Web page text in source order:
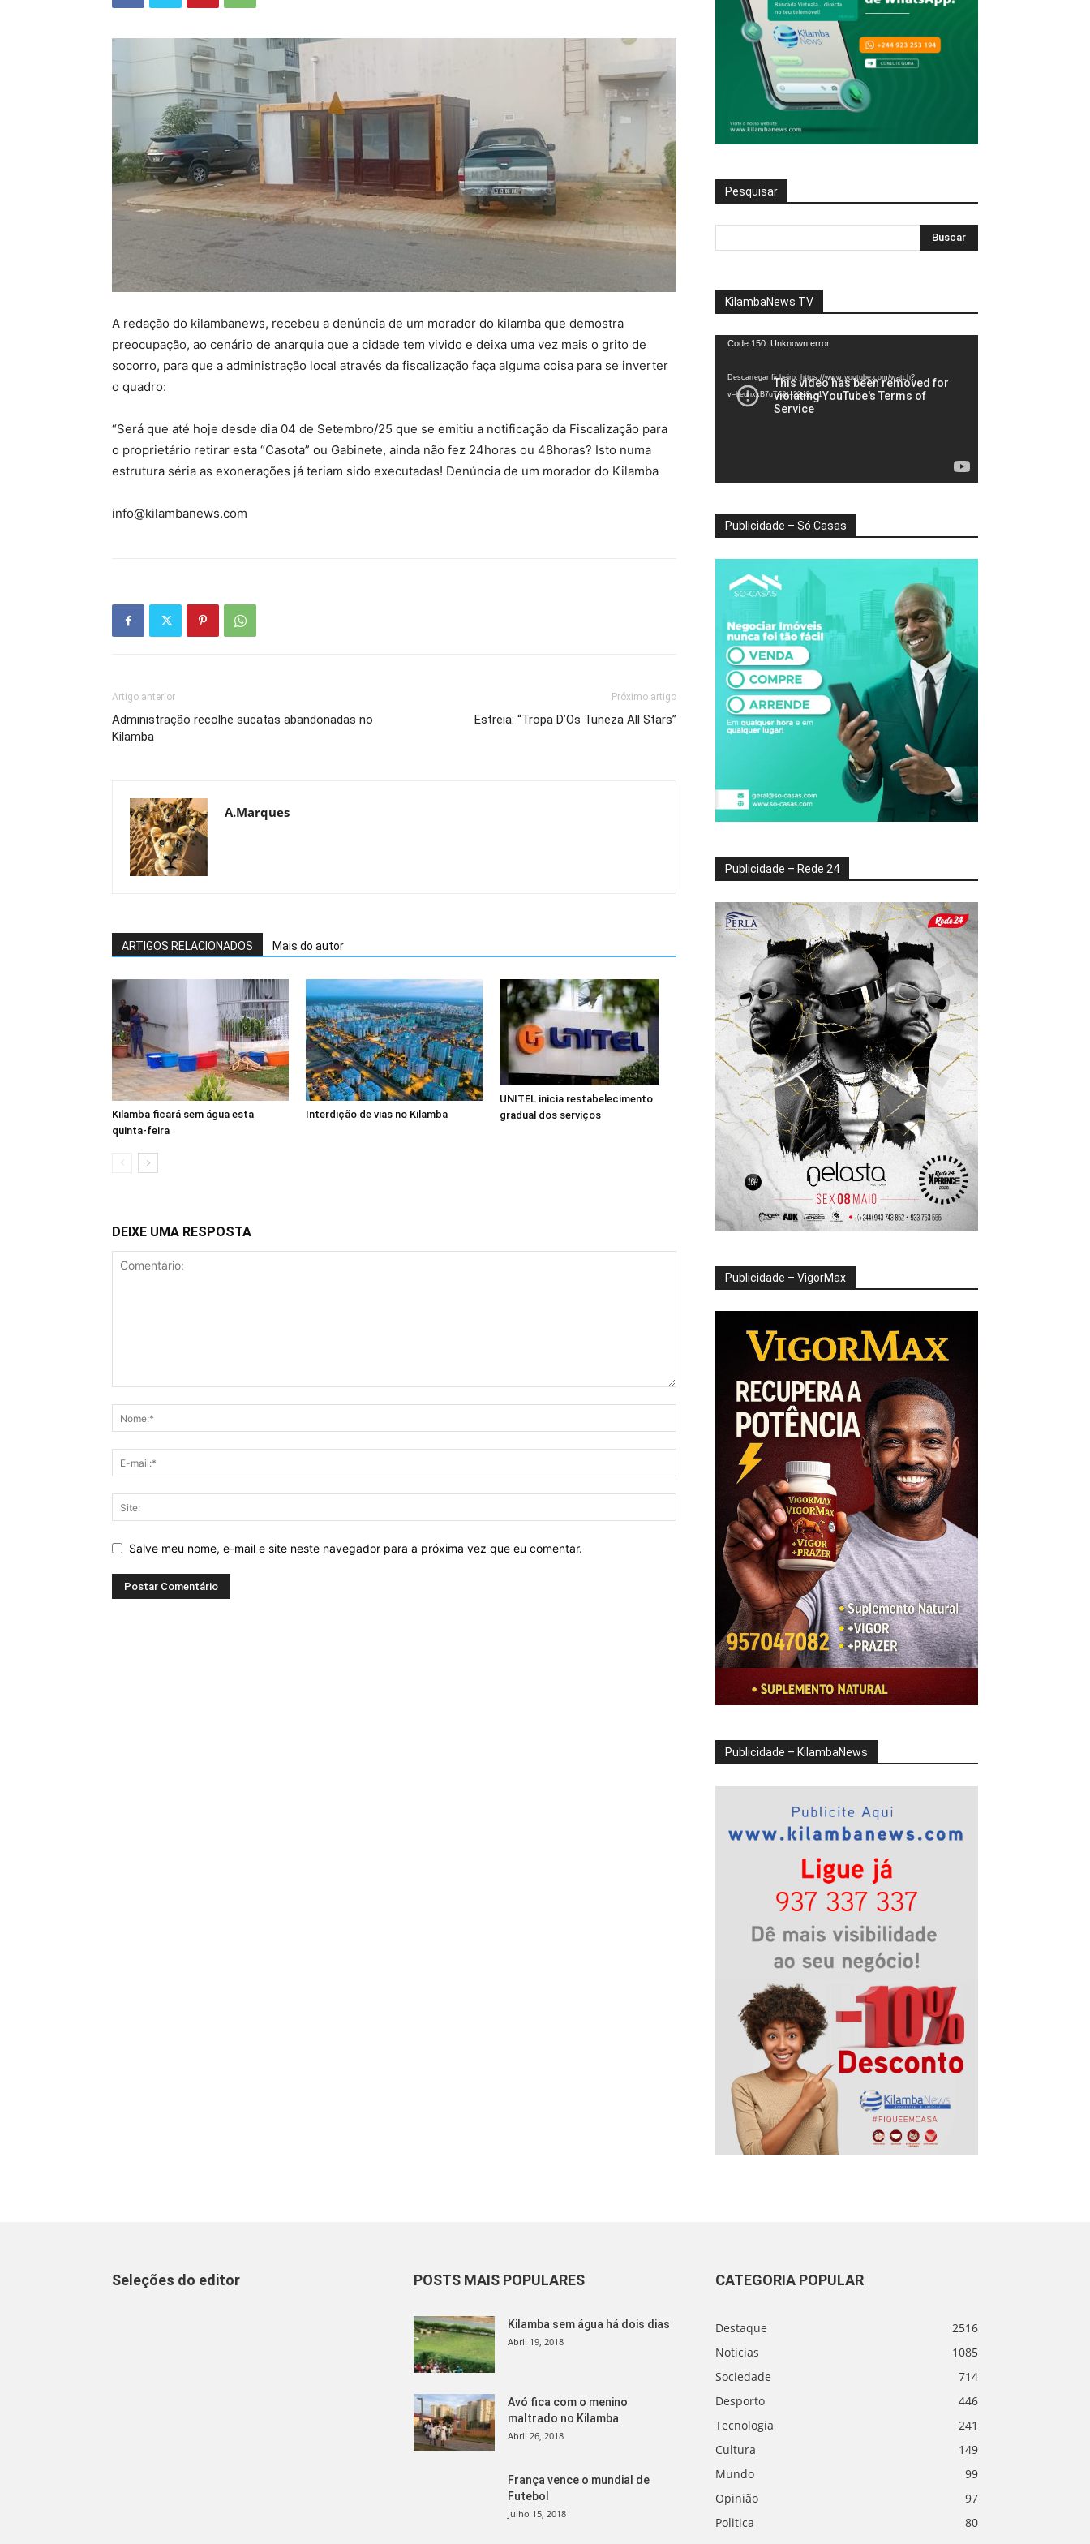
A redação do kilambanews, recebeu a denúncia de um morador do kilamba que demostra
preocupação, ao cenário de anarquia que a cidade tem vivido e deixa uma vez mais o grito de
socorro, para que a administração local através da fiscalização faça alguma coisa para se inverter
o quadro:
“Será que até hoje desde dia 04 de Setembro/25 que se emitiu a notificação da Fiscalização para
o proprietário retirar esta “Casota” ou Gabinete, ainda não fez 24horas ou 48horas? Isto numa
estrutura séria as exonerações já teriam sido executadas! Denúncia de um morador do Kilamba
info@kilambanews.com
Artigo anterior
Administração recolhe sucatas abandonadas no
Kilamba
Próximo artigo
Estreia: “Tropa D’Os Tuneza All Stars”
A.Marques
ARTIGOS RELACIONADOS Mais do autor
Kilamba ficará sem água esta
quinta-feira
Interdição de vias no Kilamba
UNITEL inicia restabelecimento
gradual dos serviços
DEIXE UMA RESPOSTA
Salve meu nome, e-mail e site neste navegador para a próxima vez que eu comentar.
Pesquisar
KilambaNews TV
Reprodutor
vídeo
Code 150: Unknown error.
Descarregar ficheiro: https://www.youtube.com/watch?
v=heunxxB7uTA&t=22s&_=1
Publicidade – Só Casas
Publicidade – Rede 24
Publicidade – VigorMax
Publicidade – KilambaNews
Seleções do editor POSTS MAIS POPULARES
Kilamba sem água há dois dias
Abril 19, 2018
Avó fica com o menino
maltrado no Kilamba
Abril 26, 2018
França vence o mundial de
Futebol
Julho 15, 2018
CATEGORIA POPULAR
Destaque
2516
Noticias
1085
Sociedade
714
Desporto
446
Tecnologia
241
Cultura
149
Mundo
99
Opinião
97
Politica
80